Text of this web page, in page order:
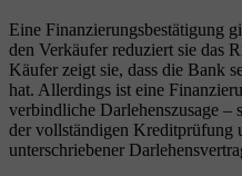
Eine Finanzierungsbestätigung
den Verkäufer reduziert sie das
Käufer zeigt sie, dass die Bank
hat. Allerdings ist eine
verbindliche Darlehenszusage –
der vollständigen Kreditprüfung
unterschriebener